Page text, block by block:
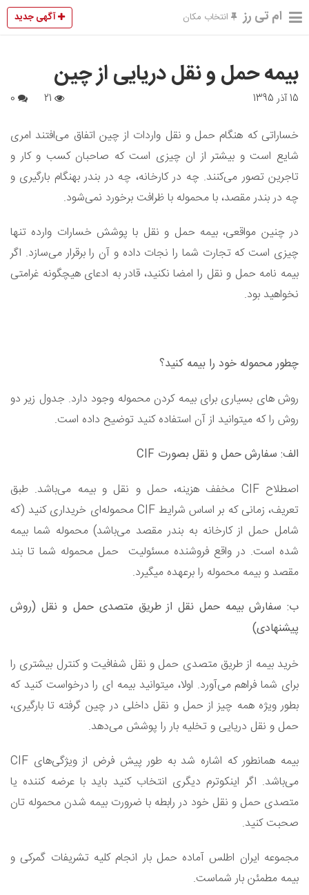
ام تی رز انتخاب مکان آگهی جدید
بیمه حمل و نقل دریایی از چین
15 آذر 1395
خساراتی که هنگام حمل و نقل واردات از چین اتفاق می‌افتند امری
شایع است و بیشتر از ان چیزی است که صاحبان کسب و کار و
تاجرین تصور می‌کنند. چه در کارخانه، چه در بندر بهنگام بارگیری و
چه در بندر مقصد، با محموله با ظرافت برخورد نمی‌شود.
در چنین مواقعی، بیمه حمل و نقل با پوشش خسارات وارده تنها
چیزی است که تجارت شما را نجات داده و آن را برقرار می‌سازد. اگر
بیمه نامه حمل و نقل را امضا نکنید، قادر به ادعای هیچگونه غرامتی
نخواهید بود.
چطور محموله خود را بیمه کنید؟
روش های بسیاری برای بیمه کردن محموله وجود دارد. جدول زیر دو
روش را که میتوانید از آن استفاده کنید توضیح داده است.
الف: سفارش حمل و نقل بصورت CIF
اصطلاح CIF مخفف هزینه، حمل و نقل و بیمه می‌باشد. طبق
تعریف، زمانی که بر اساس شرایط CIF محموله‌ای خریداری کنید (که
شامل حمل از کارخانه به بندر مقصد می‌باشد) محموله شما بیمه
شده است. در واقع فروشنده مسئولیت حمل محموله شما تا بند
مقصد و بیمه محموله را برعهده میگیرد.
ب: سفارش بیمه حمل نقل از طریق متصدی حمل و نقل (روش
پیشنهادی)
خرید بیمه از طریق متصدی حمل و نقل شفافیت و کنترل بیشتری را
برای شما فراهم می‌آورد. اولا، میتوانید بیمه ای را درخواست کنید که
بطور ویژه همه چیز از حمل و نقل داخلی در چین گرفته تا بارگیری،
حمل و نقل دریایی و تخلیه بار را پوشش می‌دهد.
بیمه همانطور که اشاره شد به طور پیش فرض از ویژگی‌های CIF
می‌باشد. اگر اینکوترم دیگری انتخاب کنید باید با عرضه کننده یا
متصدی حمل و نقل خود در رابطه با ضرورت بیمه شدن محموله تان
صحبت کنید.
مجموعه ایران اطلس آماده حمل بار انجام کلیه تشریفات گمرکی و
بیمه مطمئن بار شماست.